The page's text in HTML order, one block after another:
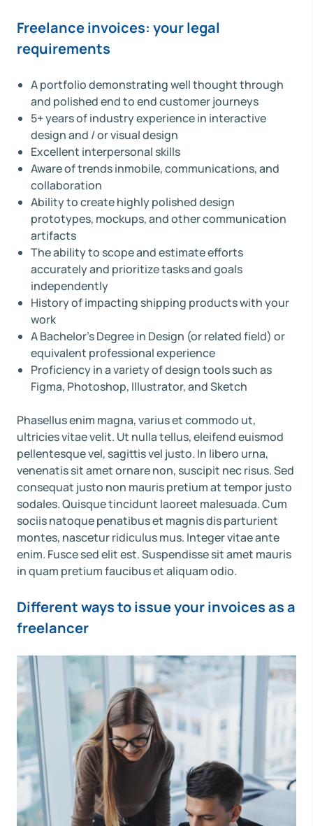
Freelance invoices: your legal
requirements
A portfolio demonstrating well thought through
and polished end to end customer journeys
5+ years of industry experience in interactive
design and / or visual design
Excellent interpersonal skills
Aware of trends inmobile, communications, and
collaboration
Ability to create highly polished design
prototypes, mockups, and other communication
artifacts
The ability to scope and estimate efforts
accurately and prioritize tasks and goals
independently
History of impacting shipping products with your
work
A Bachelor’s Degree in Design (or related field) or
equivalent professional experience
Proficiency in a variety of design tools such as
Figma, Photoshop, Illustrator, and Sketch
Phasellus enim magna, varius et commodo ut,
ultricies vitae velit. Ut nulla tellus, eleifend euismod
pellentesque vel, sagittis vel justo. In libero urna,
venenatis sit amet ornare non, suscipit nec risus. Sed
consequat justo non mauris pretium at tempor justo
sodales. Quisque tincidunt laoreet malesuada. Cum
sociis natoque penatibus et magnis dis parturient
montes, nascetur ridiculus mus. Integer vitae ante
enim. Fusce sed elit est. Suspendisse sit amet mauris
in quam pretium faucibus et aliquam odio.
Different ways to issue your invoices as a
freelancer